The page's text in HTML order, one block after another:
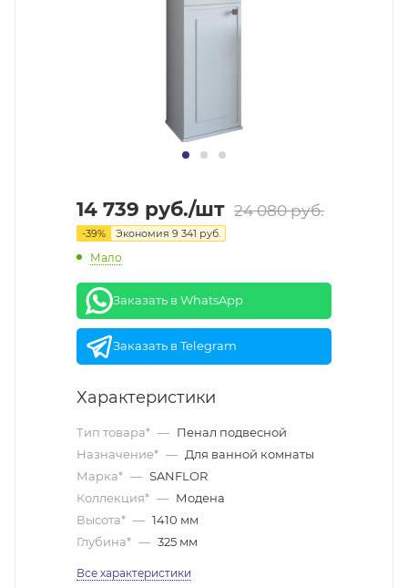
14 739 руб./шт 24 080руб.
-39% Экономия 9 341 руб.
Мало
Заказать в WhatsApp
Заказать в Telegram
Характеристики
Тип товара* — Пенал подвесной
Назначение* — Для ванной комнаты
Марка* — SANFLOR
Коллекция* — Модена
Высота* — 1410 мм
Глубина* — 325 мм
Все характеристики